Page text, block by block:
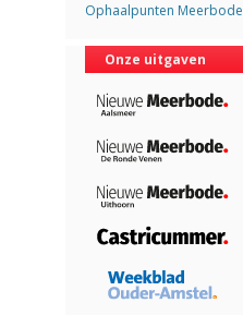
Ophaalpunten Meerbode
Onze uitgaven